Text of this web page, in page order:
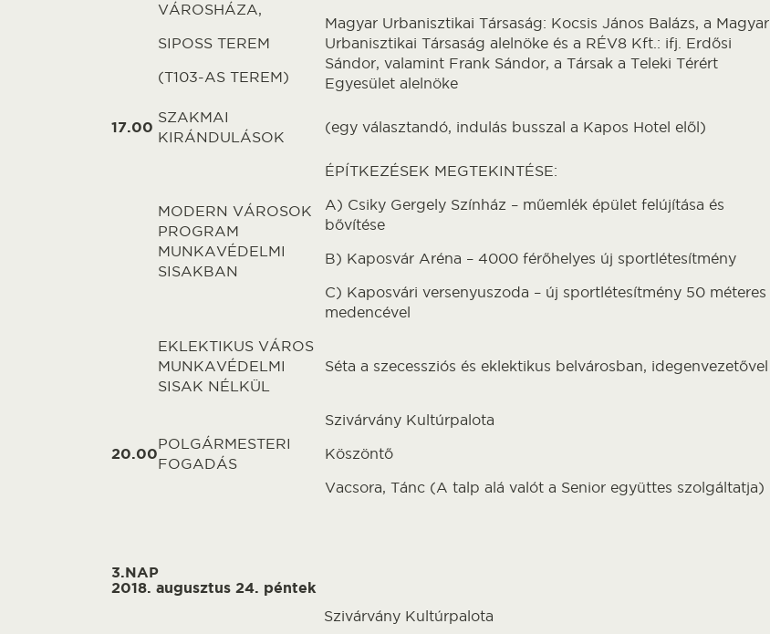
VÁROSHÁZA,
SIPOSS TEREM
(T103-AS TEREM)
Magyar Urbanisztikai Társaság: Kocsis János Balázs, a Magyar
Urbanisztikai Társaság alelnöke és a RÉV8 Kft.: ifj. Erdősi
Sándor, valamint Frank Sándor, a Társak a Teleki Térért
Egyesület alelnöke
17.00
SZAKMAI
KIRÁNDULÁSOK
(egy választandó, indulás busszal a Kapos Hotel elől)
MODERN VÁROSOK
PROGRAM
MUNKAVÉDELMI
SISAKBAN
ÉPÍTKEZÉSEK MEGTEKINTÉSE:
A) Csiky Gergely Színház – műemlék épület felújítása és
bővítése
B) Kaposvár Aréna – 4000 férőhelyes új sportlétesítmény
C) Kaposvári versenyuszoda – új sportlétesítmény 50 méteres
medencével
EKLEKTIKUS VÁROS
MUNKAVÉDELMI
SISAK NÉLKÜL
Séta a szecessziós és eklektikus belvárosban, idegenvezetővel
20.00
POLGÁRMESTERI
FOGADÁS
Szivárvány Kultúrpalota
Köszöntő
Vacsora, Tánc (A talp alá valót a Senior együttes szolgáltatja)
3.NAP
2018. augusztus 24. péntek
Szivárvány Kultúrpalota